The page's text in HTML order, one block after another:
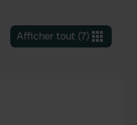
Afficher tout(7)